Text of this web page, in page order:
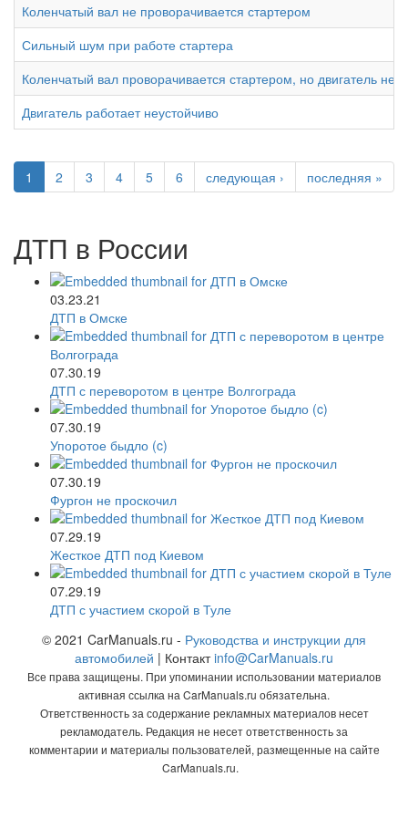
Коленчатый вал не проворачивается стартером
Сильный шум при работе стартера
Коленчатый вал проворачивается стартером, но двигатель не
Двигатель работает неустойчиво
1 2 3 4 5 6 следующая › последняя »
ДТП в России
03.23.21
ДТП в Омске
07.30.19
ДТП с переворотом в центре Волгограда
07.30.19
Упоротое быдло (c)
07.30.19
Фургон не проскочил
07.29.19
Жесткое ДТП под Киевом
07.29.19
ДТП с участием скорой в Туле
© 2021 CarManuals.ru - Руководства и инструкции для
автомобилей | Контактinfo@CarManuals.ru
Все права защищены. При упоминании использовании материалов
активная ссылка на CarManuals.ru обязательна.
Ответственность за содержание рекламных материалов несет
рекламодатель. Редакция не несет ответственность за
комментарии и материалы пользователей, размещенные на сайте
CarManuals.ru.